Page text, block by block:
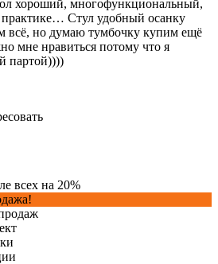
хороший, многофункциональный,
Стул удобный осанку
всё, но думаю тумбочку купим ещё
мне нравиться потому что я
партой))))
всех на 20%